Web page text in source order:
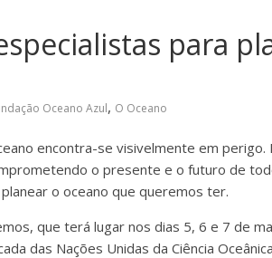
para
Oceano Azul, O Oceano
encontra-se visivelmente em perigo.
o presente e o futuro de
o oceano que queremos ter.
que terá lugar nos dias 5, 6 e 7 de
das Nações Unidas da Ciência